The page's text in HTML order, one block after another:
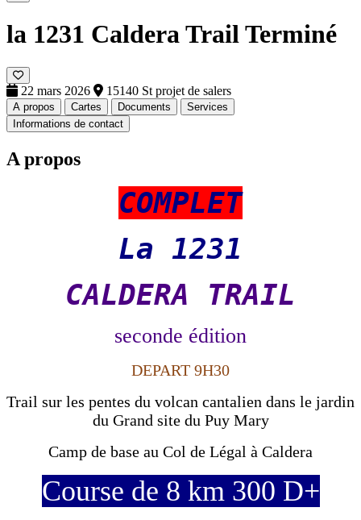
la 1231 Caldera TrailTerminé
22 mars 2026 15140 St projet de salers
A propos Cartes Documents
Services
Informations de contact
A propos
COMPLET
La 1231
CALDERA TRAIL
seconde édition
DEPART 9H30
Trail sur les pentes du volcan cantalien dans le jardin
du Grand site du Puy Mary
Camp de base au Col de Légal à Caldera
Course de 8 km 300 D+